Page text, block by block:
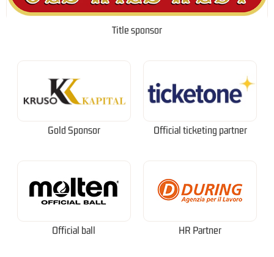
Title sponsor
Gold Sponsor Official ticketing partner
Official ball HR Partner